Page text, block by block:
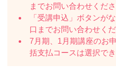
までお問い合わせくださ
「受講申込」ボタンが
口までお問い合わせくだ
7月期、1月期講座のお
括支払コースは選択でき